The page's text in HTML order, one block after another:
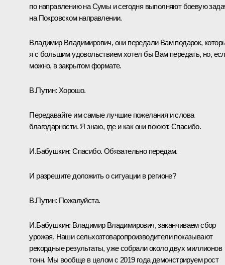
по направлению на Сумы и сегодня выполняют боевую
на Покровском направлении.
Владимир Владимирович, они передали Вам подарок,
я с большим удовольствием хотел бы Вам передать, но,
можно, в закрытом формате.
В.Путин: Хорошо.
Передавайте им самые лучшие пожелания и слова
благодарности. Я знаю, где и как они воюют. Спасибо.
И.Бабушкин:Спасибо. Обязательно передам.
И разрешите доложить о ситуации в регионе?
В.Путин: Пожалуйста.
И.Бабушкин: Владимир Владимирович, заканчиваем сбор
урожая. Наши сельхозтоваропроизводители показывают
рекордные результаты, уже собрали около двух миллионов
тонн. Мы вообще в целом с 2019 года демонстрируем рост